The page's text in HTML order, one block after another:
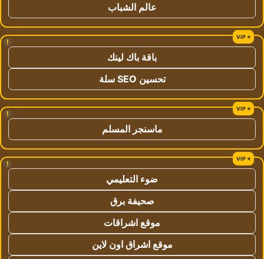
عالم الشباب
!
باقة باك لينك
تحسين SEO سلة
!
ماسنجر المسلم
!
ضوء التعليمي
صحيفة برق
موقع اشراقات
موقع اشراق اون لاين